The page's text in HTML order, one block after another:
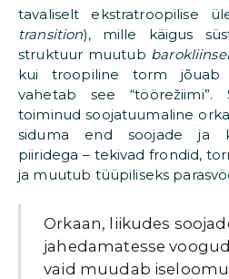
tavaliselt ekstratroopilise
transition), mille käigus
struktuur muutub
kui troopiline torm jõuab
vahetab see “töörežiimi”.
toiminud soojatuumaline
siduma end soojade ja
piiridega – tekivad frondid,
ja muutub tüüpiliseks
Orkaan, liikudes
jahedamatesse
vaid muudab